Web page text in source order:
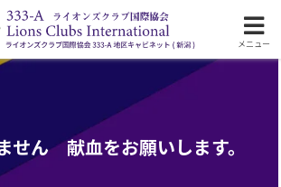
333-A地区の活動
せん 献血をお願いします。
メニュー